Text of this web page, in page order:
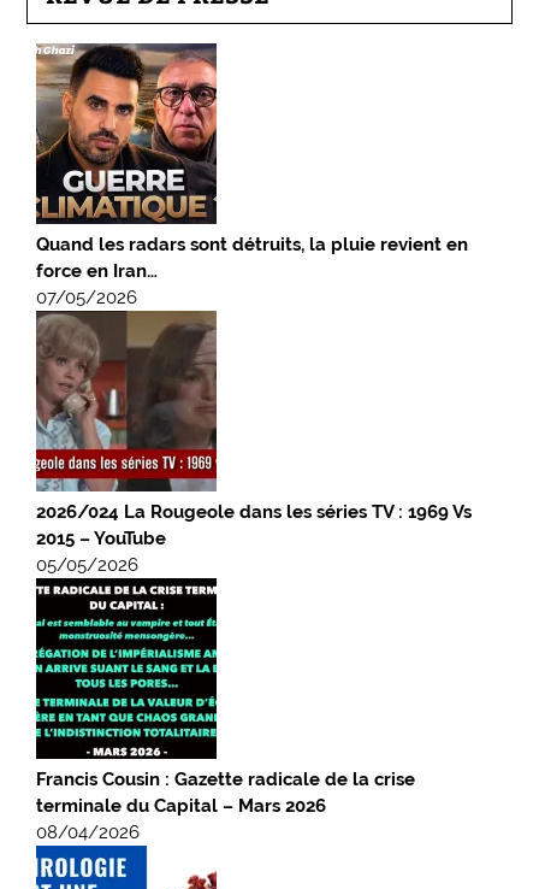
Quand les radars sont détruits, la pluie revient en
force en Iran…
07/05/2026
2026/024 La Rougeole dans les séries TV : 1969 Vs
2015 – YouTube
05/05/2026
Francis Cousin : Gazette radicale de la crise
terminale du Capital – Mars 2026
08/04/2026